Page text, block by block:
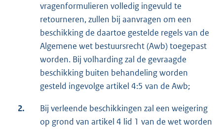
vragenformulieren volledig ingevuld te
retourneren, zullen bij aanvragen om een
beschikking de daartoe gestelde regels van de
Algemene wet bestuursrecht (Awb) toegepast
worden. Bij volharding zal de gevraagde
beschikking buiten behandeling worden
gesteld ingevolge artikel 4:5 van de Awb;
2.
Bij verleende beschikkingen zal een weigering
op grond van artikel 4 lid 1 van de wet worden